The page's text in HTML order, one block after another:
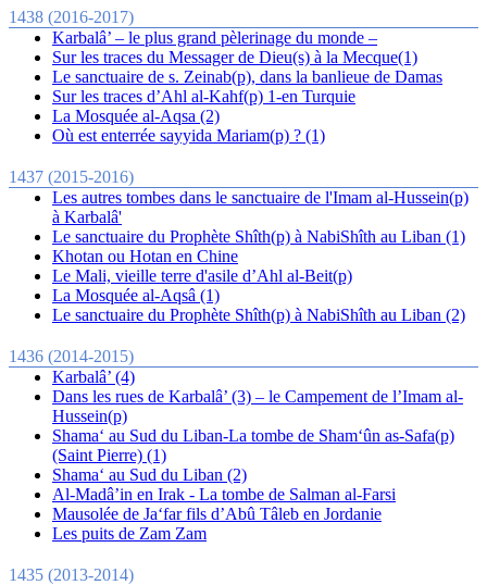
1438 (2016-2017)
Karbalâ’ – le plus grand pèlerinage du monde –
Sur les traces du Messager de Dieu(s) à la Mecque(1)
Le sanctuaire de s. Zeinab(p), dans la banlieue de Damas
Sur les traces d’Ahl al-Kahf(p) 1-en Turquie
La Mosquée al-Aqsa (2)
Où est enterrée sayyida Mariam(p) ? (1)
1437 (2015-2016)
Les autres tombes dans le sanctuaire de l'Imam al-Hussein(p)
à Karbalâ'
Le sanctuaire du Prophète Shîth(p) à NabiShîth au Liban (1)
Khotan ou Hotan en Chine
Le Mali, vieille terre d'asile d’Ahl al-Beit(p)
La Mosquée al-Aqsâ (1)
Le sanctuaire du Prophète Shîth(p) à NabiShîth au Liban (2)
1436 (2014-2015)
Karbalâ’ (4)
Dans les rues de Karbalâ’ (3) – le Campement de l’Imam al-
Hussein(p)
Shama‘ au Sud du Liban-La tombe de Sham‘ûn as-Safa(p)
(Saint Pierre) (1)
Shama‘ au Sud du Liban (2)
Al-Madâ’in en Irak - La tombe de Salman al-Farsi
Mausolée de Ja‘far fils d’Abû Tâleb en Jordanie
Les puits de Zam Zam
1435 (2013-2014)